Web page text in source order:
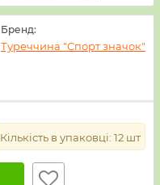
Бренд:
Туреччина "Спорт значок"
Кількість в упаковці: 12 шт